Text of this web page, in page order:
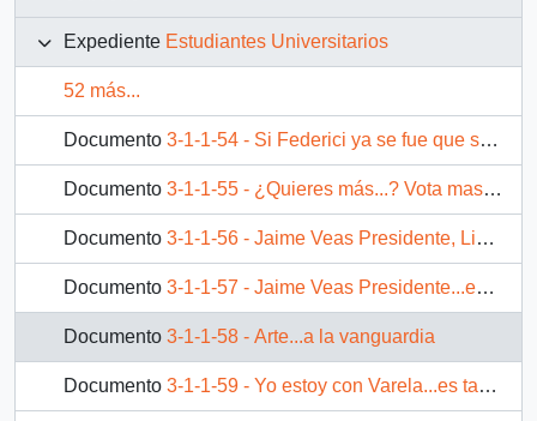
Expediente Estudiantes Universitarios
52 más...
Documento 3-1-1-54 - Si Federici ya se fue que se vaya Pinochet
Documento 3-1-1-55 - ¿Quieres más...? Vota mas UTEM, vota Lista M FEUTEM
Documento 3-1-1-56 - Jaime Veas Presidente, Lista A N°4
Documento 3-1-1-57 - Jaime Veas Presidente...esta es la oportunidad, nuestra oportunidad de confrontar tus esperanzas con las nuestras
Documento 3-1-1-58 - Arte...a la vanguardia
Documento 3-1-1-59 - Yo estoy con Varela...es tan sencillo. Varela Presidente FECH 87